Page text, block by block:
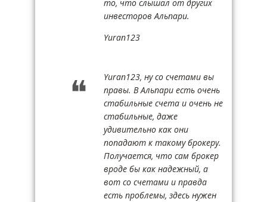
то, что слышал от других
инвесторов Альпари.
Yuran123
Yuran123, ну со счетами вы
правы. В Альпари есть очень
стабильные счета и очень не
стабильные, даже
удивительно как они
попадают к такому брокеру.
Получается, что сам брокер
вроде бы как надежный, а
вот со счетами и правда
есть проблемы, здесь нужен